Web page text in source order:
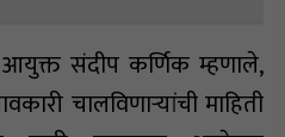
आयुक्त संदीप कर्णिक म्हणाले,
चालविणाऱ्यांची माहिती